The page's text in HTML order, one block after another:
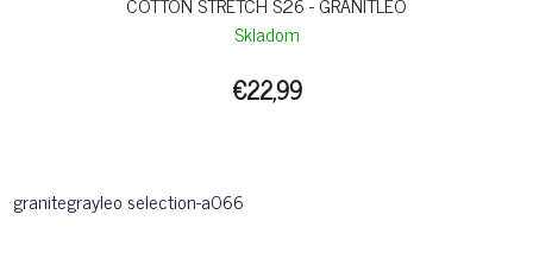
Skladom
€22,99
granitegrayleo selection-a066